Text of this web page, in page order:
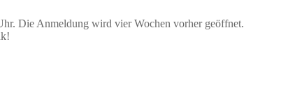
Die Anmeldung wird vier Wochen vorher geöffnet.